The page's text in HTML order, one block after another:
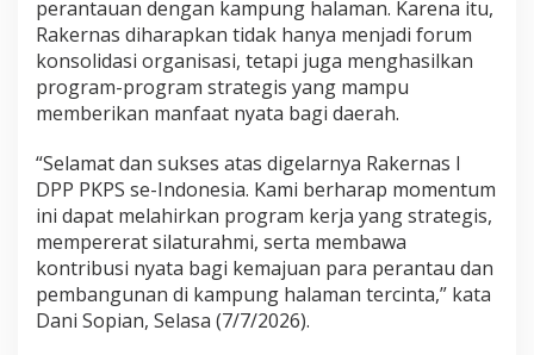
P
P
K
P
S
,
a
r
a
p
k
a
n
S
i
perantauan dengan kampung halaman. Karena itu,
Rakernas diharapkan tidak hanya menjadi forum
konsolidasi organisasi, tetapi juga menghasilkan
program-program strategis yang mampu
memberikan manfaat nyata bagi daerah.
“Selamat dan sukses atas digelarnya Rakernas I
DPP PKPS se-Indonesia. Kami berharap momentum
ini dapat melahirkan program kerja yang strategis,
mempererat silaturahmi, serta membawa
kontribusi nyata bagi kemajuan para perantau dan
pembangunan di kampung halaman tercinta,” kata
Dani Sopian, Selasa (7/7/2026).